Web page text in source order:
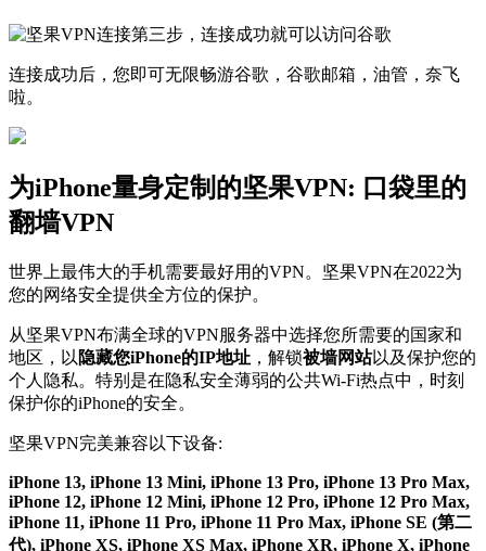
连接成功后，您即可无限畅游谷歌，谷歌邮箱，油管，奈飞
啦。
为iPhone量身定制的坚果VPN: 口袋里的
翻墙VPN
世界上最伟大的手机需要最好用的VPN。坚果VPN在2022为
您的网络安全提供全方位的保护。
从坚果VPN布满全球的VPN服务器中选择您所需要的国家和
地区，以 隐藏您iPhone的IP地址 ，解锁被墙网站以及保护您的
个人隐私。特别是在隐私安全薄弱的公共Wi-Fi热点中，时刻
保护你的iPhone的安全。
坚果VPN完美兼容以下设备:
iPhone 13, iPhone 13 Mini, iPhone 13 Pro, iPhone 13 Pro Max,
iPhone 12, iPhone 12 Mini, iPhone 12 Pro, iPhone 12 Pro Max,
iPhone 11, iPhone 11 Pro, iPhone 11 Pro Max, iPhone SE (第二
代), iPhone XS, iPhone XS Max, iPhone XR, iPhone X, iPhone